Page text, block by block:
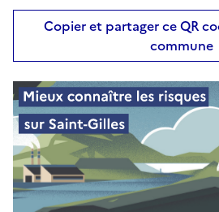
Copier et partager ce QR
commune